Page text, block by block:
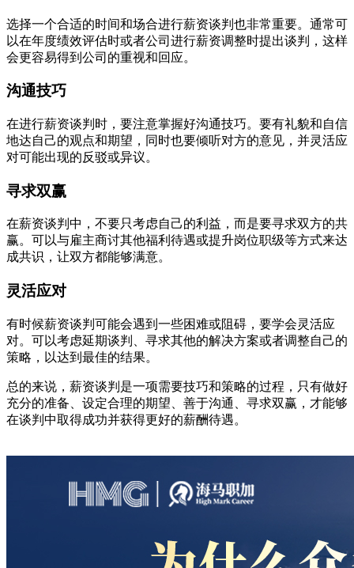
选择一个合适的时间和场合进行薪资谈判也非常重要。通常可
以在年度绩效评估时或者公司进行薪资调整时提出谈判，这样
会更容易得到公司的重视和回应。
沟通技巧
在进行薪资谈判时，要注意掌握好沟通技巧。要有礼貌和自信
地达自己的观点和期望，同时也要倾听对方的意见，并灵活应
对可能出现的反驳或异议。
寻求双赢
在薪资谈判中，不要只考虑自己的利益，而是要寻求双方的共
赢。可以与雇主商讨其他福利待遇或提升岗位职级等方式来达
成共识，让双方都能够满意。
灵活应对
有时候薪资谈判可能会遇到一些困难或阻碍，要学会灵活应
对。可以考虑延期谈判、寻求其他的解决方案或者调整自己的
策略，以达到最佳的结果。
总的来说，薪资谈判是一项需要技巧和策略的过程，只有做好
充分的准备、设定合理的期望、善于沟通、寻求双赢，才能够
在谈判中取得成功并获得更好的薪酬待遇。